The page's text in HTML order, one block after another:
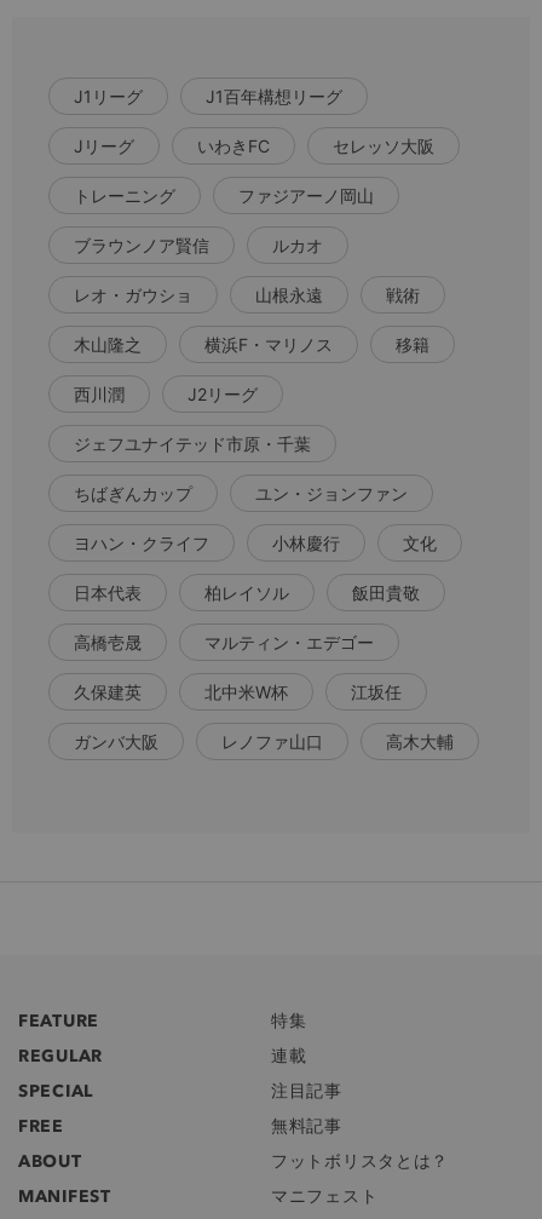
J1リーグ J1百年構想リーグ
Jリーグ いわきFC セレッソ大阪
トレーニング ファジアーノ岡山
ブラウンノア賢信 ルカオ
レオ・ガウショ 山根永遠 戦術
木山隆之 横浜F・マリノス 移籍
西川潤 J2リーグ
ジェフユナイテッド市原・千葉
ちばぎんカップ ユン・ジョンファン
ヨハン・クライフ 小林慶行 文化
日本代表 柏レイソル 飯田貴敬
高橋壱晟 マルティン・エデゴー
久保建英 北中米W杯 江坂任
ガンバ大阪 レノファ山口 高木大輔
FEATURE
特集
REGULAR
連載
SPECIAL
注目記事
FREE
無料記事
ABOUT
フットボリスタとは？
MANIFEST
マニフェスト